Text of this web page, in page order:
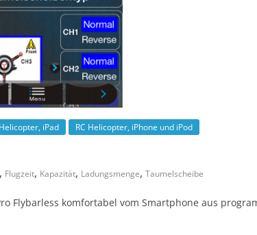
iPad RC Helicopter, iPhone und iPod
, Flugzeit, Kapazität, Ladungsmenge, Taumelscheibe
Flybarless komfortabel vom Smartphone aus